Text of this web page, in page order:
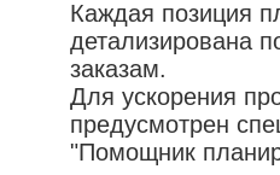
Каждая позиция
детализирована
заказам.
Для ускорения
предусмотрен
"Помощник